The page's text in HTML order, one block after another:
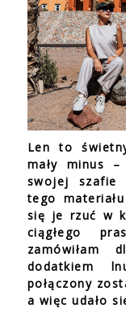
Len to
mały minus
swojej szafie
tego
się je rzuć w
ciągłego
zamówiłam
dodatkiem
połączony
a więc udało